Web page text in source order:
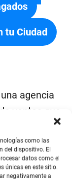
como las
del dispositivo. El
datos como el
únicas en este sitio.
negativamente a
tu Ciudad
agencia
ventas que
candidatos
en
de
de Chicago,